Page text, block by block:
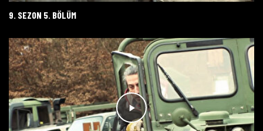
9. SEZON 5. BÖLÜM